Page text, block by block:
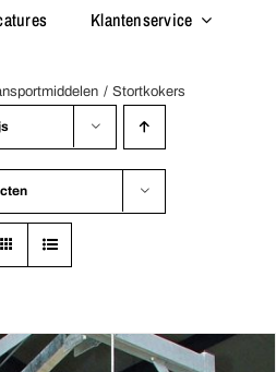
Klantenservice
Stortkokers